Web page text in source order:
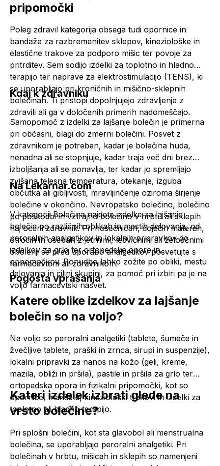
pripomočki
Poleg zdravil kategorija obsega tudi opornice in
bandaže za razbremenitev sklepov, kineziološke in
elastične trakove za podporo mišic ter povoje za
pritrditev. Sem sodijo izdelki za toplotno in hladno
terapijo ter naprave za elektrostimulacijo (TENS), ki
se uporabljajo pri kroničnih in mišično-sklepnih
bolečinah. Ti pristopi dopolnjujejo zdravljenje z
zdravili ali ga v določenih primerih nadomeščajo.
Kdaj k zdravniku
Samopomoč z izdelki za lajšanje bolečin je primerna
pri občasni, blagi do zmerni bolečini. Posvet z
zdravnikom je potreben, kadar je bolečina huda,
nenadna ali se stopnjuje, kadar traja več dni brez
izboljšanja ali se ponavlja, ter kadar jo spremljajo
zvišana telesna temperatura, otekanje, izguba
občutka ali gibljivosti, mravljinčenje oziroma širjenje
bolečine v okončino. Nevropatsko bolečino, bolečino
po poškodbi in vztrajno bolečino v hrbtu ali sklepih
naj oceni zdravnik. Pri nosečnicah, doječih materah,
otrocih in osebah z jetrnimi, ledvičnimi ali želodčnimi
obolenji se pred uporaboanalgetikovposvetujte s
farmacevtom ali zdravnikom.
Na Lekarnar.com
V kategoriji Bolečina najdete izdelke za lajšanje
bolečin po različnih oblikah in mestih delovanja, od
peroralnihanalgetikovin lokalnih pripravkov do
izdelkov za grlo ter ortopedske opore in
pripomočkov. Ponudbo lahko zožite po obliki, mestu
delovanja in ciljni skupini, za pomoč pri izbiri pa je na
voljo farmacevtski nasvet.
Pogosta vprašanja
Katere oblike izdelkov za lajšanje
bolečin so na voljo?
Na voljo so peroralni analgetiki (tablete, šumeče in
žvečljive tablete, praški in zrnca, sirupi in suspenzije),
lokalni pripravki za nanos na kožo (geli, kreme,
mazila, obliži in pršila), pastile in pršila za grlo ter
ortopedska opora in fizikalni pripomočki, kot so
opornice, manšete, kineziološki trakovi in izdelki za
toplotno ali hladno terapijo.
Kateri izdelek izbrati glede na
vrsto bolečine?
Pri splošni bolečini, kot sta glavobol ali menstrualna
bolečina, se uporabljajo peroralni analgetiki. Pri
bolečinah v hrbtu, mišicah in sklepih so namenjeni